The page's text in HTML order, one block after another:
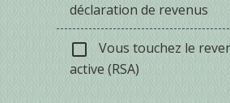
déclaration de revenus
check_box_outline_blank
Vous touchez le
active (RSA)